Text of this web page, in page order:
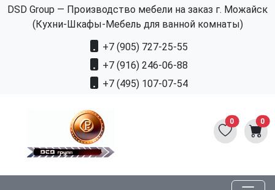
DSD Group — Производство мебели на заказ г. Можайск
(Кухни-Шкафы-Мебель для ванной комнаты)
+7 (905) 727-25-55
+7 (916) 246-06-88
+7 (495) 107-07-54
0 0